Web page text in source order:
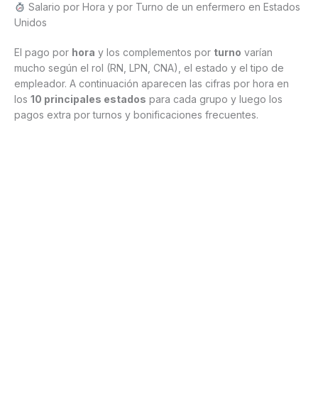
Salario por Hora y por Turno de un enfermero en Estados
Unidos
El pago por hora y los complementos por turno varían
mucho según el rol (RN, LPN, CNA), el estado y el tipo de
empleador. A continuación aparecen las cifras por hora en
los 10 principales estados para cada grupo y luego los
pagos extra por turnos y bonificaciones frecuentes.